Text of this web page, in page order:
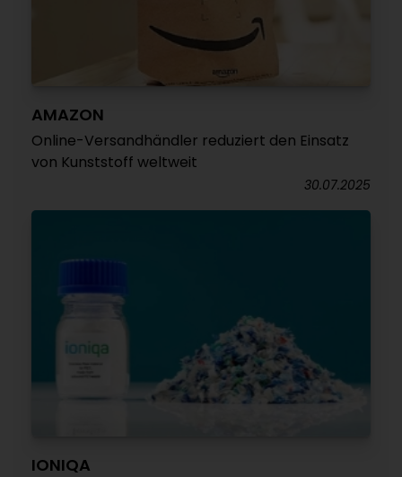
AMAZON
Online-Versandhändler reduziert den Einsatz
von Kunststoff weltweit
30.07.2025
IONIQA